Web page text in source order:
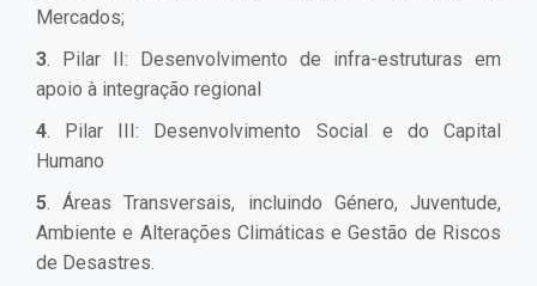
Mercados;
3 . Pilar II: Desenvolvimento de infra-estruturas em
apoio à integração regional
4 . Pilar III: Desenvolvimento Social e do Capital
Humano
5 . Áreas Transversais, incluindo Género, Juventude,
Ambiente e Alterações Climáticas e Gestão de Riscos
de Desastres.